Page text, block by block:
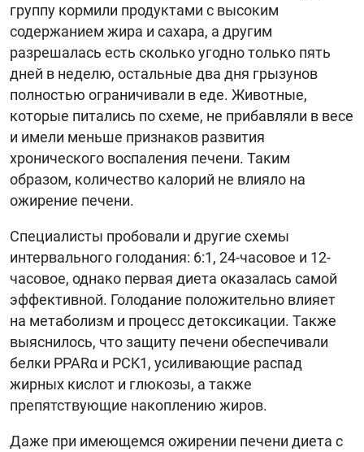
группу кормили продуктами с высоким
содержанием жира и сахара, а другим
разрешалась есть сколько угодно только пять
дней в неделю, остальные два дня грызунов
полностью ограничивали в еде. Животные,
которые питались по схеме, не прибавляли в весе
и имели меньше признаков развития
хронического воспаления печени. Таким
образом, количество калорий не влияло на
ожирение печени.
Специалисты пробовали и другие схемы
интервального голодания: 6:1, 24-часовое и 12-
часовое, однако первая диета оказалась самой
эффективной. Голодание положительно влияет
на метаболизм и процесс детоксикации. Также
выяснилось, что защиту печени обеспечивали
белки PPARα и PCK1, усиливающие распад
жирных кислот и глюкозы, а также
препятствующие накоплению жиров.
Даже при имеющемся ожирении печени диета с